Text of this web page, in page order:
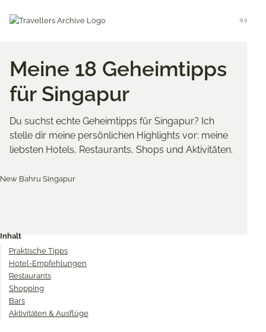
Menu
Meine 18 Geheimtipps
für Singapur
Du suchst echte Geheimtipps für Singapur? Ich
stelle dir meine persönlichen Highlights vor: meine
liebsten Hotels, Restaurants, Shops und Aktivitäten.
Twitter
Inhalt
Praktische Tipps
Hotel-Empfehlungen
Restaurants
Shopping
Bars
Aktivitäten & Ausflüge